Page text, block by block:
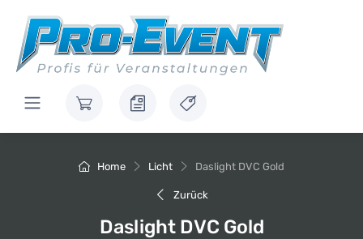
Home Licht Daslight DVC Gold
Zurück
Daslight DVC Gold